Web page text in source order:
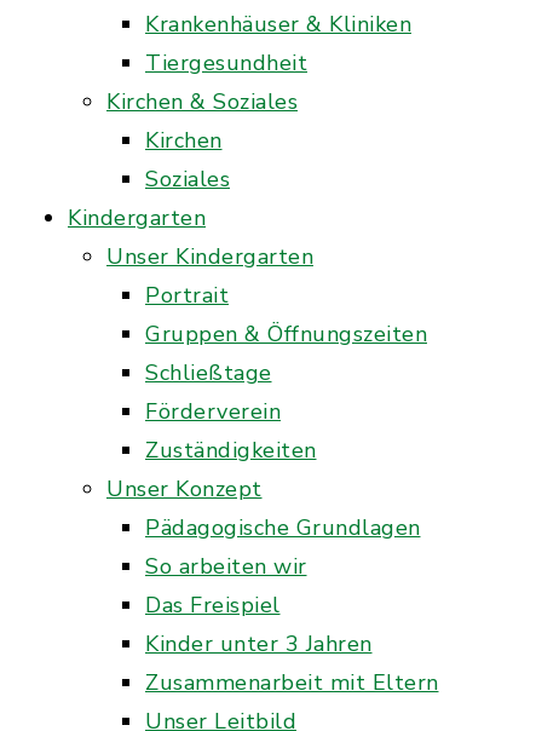
Krankenhäuser & Kliniken
Tiergesundheit
Kirchen & Soziales
Kirchen
Soziales
Kindergarten
Unser Kindergarten
Portrait
Gruppen & Öffnungszeiten
Schließtage
Förderverein
Zuständigkeiten
Unser Konzept
Pädagogische Grundlagen
So arbeiten wir
Das Freispiel
Kinder unter 3 Jahren
Zusammenarbeit mit Eltern
Unser Leitbild